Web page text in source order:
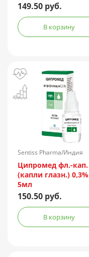
149.50 руб.
В корзину
Sentiss Pharma/Индия
Ципромед фл.-кап.
(капли глазн.) 0,3%
5мл
150.50 руб.
В корзину